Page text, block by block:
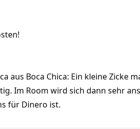
aus Boca Chica: Ein kleine Zicke
Im Room wird sich dann sehr
für Dinero ist.